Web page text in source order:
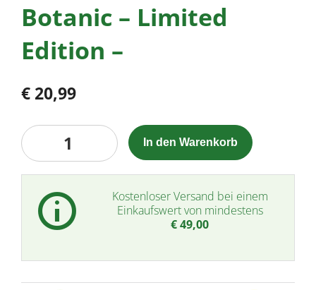
Botanic – Limited
Edition –
€ 20,99
Botanic
-
Limited
Edition
Menge
In den Warenkorb
Kostenloser Versand bei einem
Einkaufswert von mindestens
€49,00